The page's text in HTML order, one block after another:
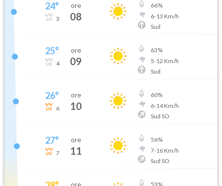
24°
3
ore
08
66%
6-13 Km/h
Sud
25°
4
ore
09
63%
5-12 Km/h
Sud
26°
6
ore
10
60%
6-14Km/h
Sud SO
27°
7
ore
11
56%
7-16Km/h
Sud SO
ore 53%